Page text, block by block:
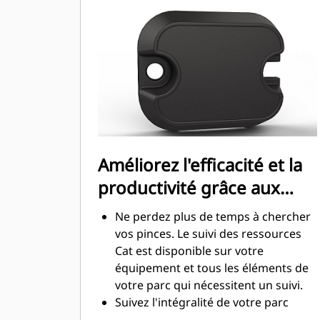
construction de hauts murs de
pierres ou de chargement de
camions à benne haute, il est des
situations où le contrôle de la charge
en hauteur est important.
Augmentez la productivité de votre
machine, de l'excavation à la
manutention de matériaux
Améliorez l'efficacité et la
productivité grâce aux
technologies intégrées
Ne perdez plus de temps à chercher
vos pinces. Le suivi des ressources
Cat est disponible sur votre
équipement et tous les éléments de
votre parc qui nécessitent un suivi.
Suivez l'intégralité de votre parc